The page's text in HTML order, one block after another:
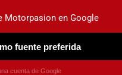
NUEVO
OBSERVATORIO
Motorpasion en Google
fuente preferida
cuenta de Google